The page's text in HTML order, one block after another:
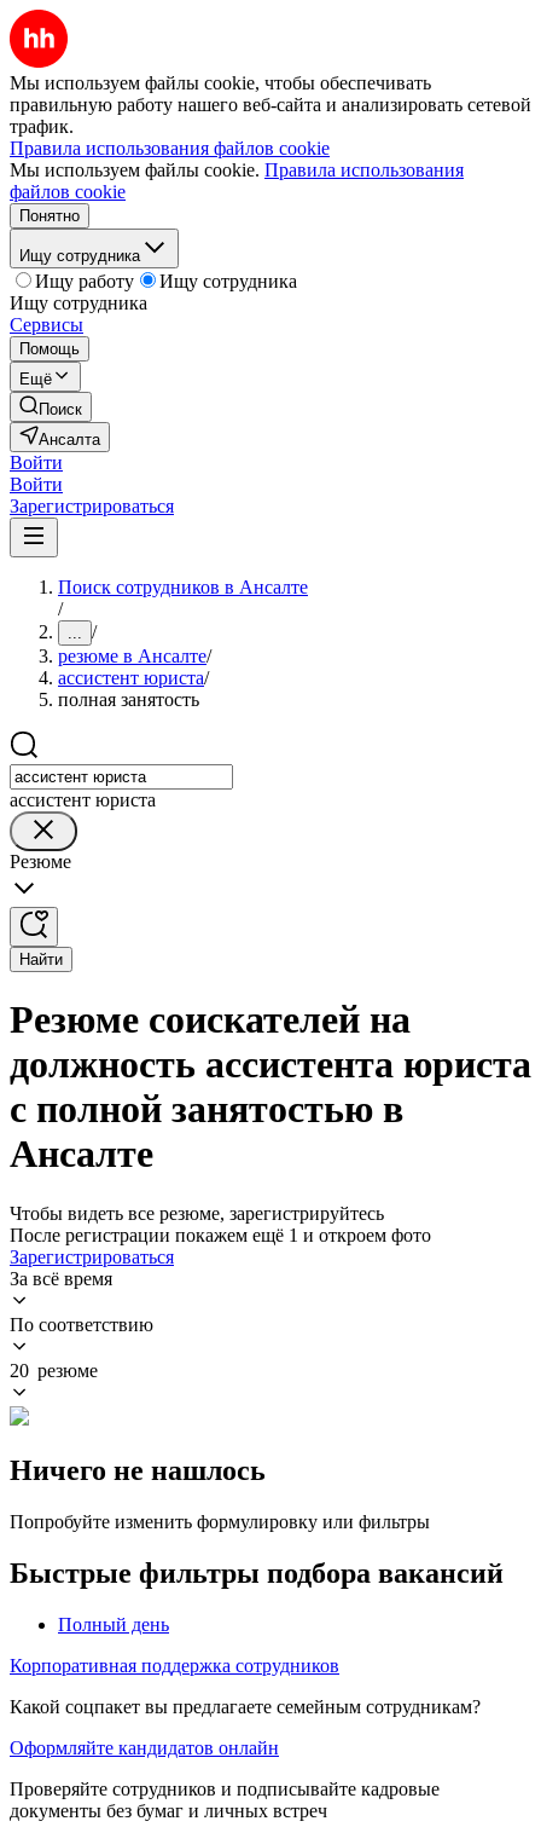
Мы используем файлы cookie, чтобы обеспечивать
правильную работу нашего веб-сайта и анализировать сетевой
трафик.
Правила использования файлов cookie
Мы используем файлы cookie. Правила использования
файлов cookie
Понятно
Ищу сотрудника
Ищу работу
Ищу сотрудника
Ищу сотрудника
Сервисы
Помощь
Ещё
Поиск
Ансалта
Войти
Войти
Зарегистрироваться
Поиск сотрудников в Ансалте
/
... /
резюме в Ансалте/
ассистент юриста/
полная занятость
ассистент юриста
Резюме
Найти
Резюме соискателей на
должность ассистента юриста
с полной занятостью в
Ансалте
Чтобы видеть все резюме, зарегистрируйтесь
После регистрации покажем ещё 1 и откроем фото
Зарегистрироваться
За всё время
По соответствию
20 резюме
Ничего не нашлось
Попробуйте изменить формулировку или фильтры
Быстрые фильтры подбора вакансий
Полный день
Корпоративная поддержка сотрудников
Какой соцпакет вы предлагаете семейным сотрудникам?
Оформляйте кандидатов онлайн
Проверяйте сотрудников и подписывайте кадровые
документы без бумаг и личных встреч